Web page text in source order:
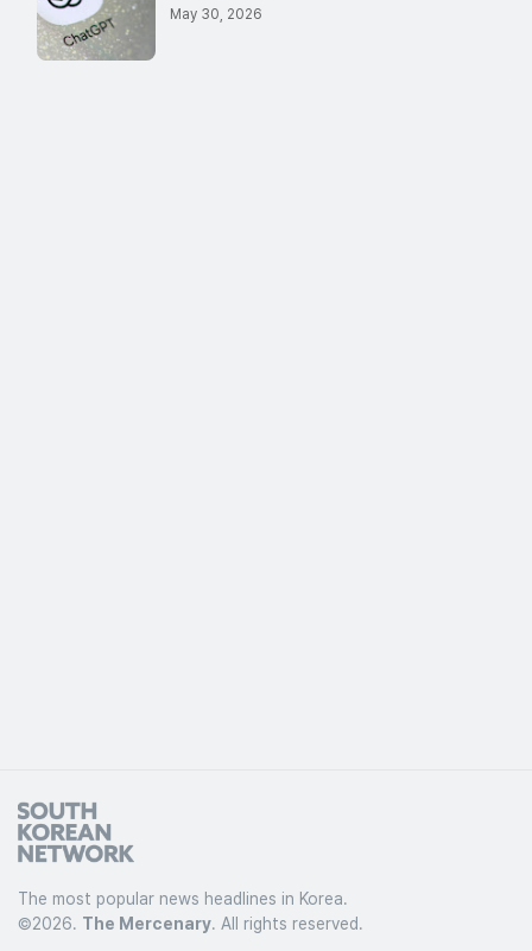
May 30, 2026
The most popular news headlines in Korea.
©2026. The Mercenary. All rights reserved.